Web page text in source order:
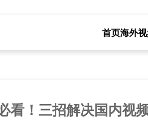
首页海外
看！三招解决国内视